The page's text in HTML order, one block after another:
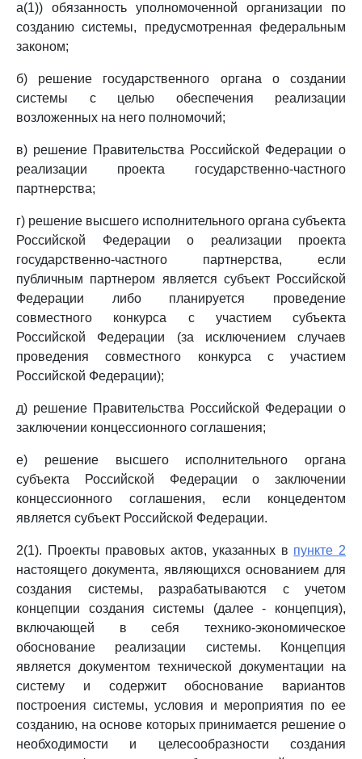
а(1)) обязанность уполномоченной организации по
созданию системы, предусмотренная федеральным
законом;
б) решение государственного органа о создании
системы с целью обеспечения реализации
возложенных на него полномочий;
в) решение Правительства Российской Федерации о
реализации проекта государственно-частного
партнерства;
г) решение высшего исполнительного органа субъекта
Российской Федерации о реализации проекта
государственно-частного партнерства, если
публичным партнером является субъект Российской
Федерации либо планируется проведение
совместного конкурса с участием субъекта
Российской Федерации (за исключением случаев
проведения совместного конкурса с участием
Российской Федерации);
д) решение Правительства Российской Федерации о
заключении концессионного соглашения;
е) решение высшего исполнительного органа
субъекта Российской Федерации о заключении
концессионного соглашения, если концедентом
является субъект Российской Федерации.
2(1). Проекты правовых актов, указанных в пункте 2
настоящего документа, являющихся основанием для
создания системы, разрабатываются с учетом
концепции создания системы (далее - концепция),
включающей в себя технико-экономическое
обоснование реализации системы. Концепция
является документом технической документации на
систему и содержит обоснование вариантов
построения системы, условия и мероприятия по ее
созданию, на основе которых принимается решение о
необходимости и целесообразности создания